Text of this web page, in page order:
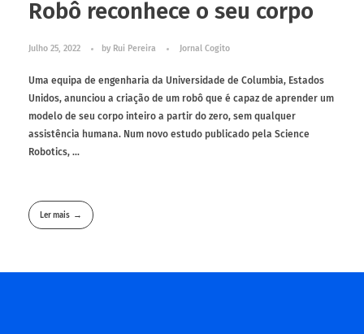
Robô reconhece o seu corpo
Julho 25, 2022 by Rui Pereira Jornal Cogito
Uma equipa de engenharia da Universidade de Columbia, Estados
Unidos, anunciou a criação de um robô que é capaz de aprender um
modelo de seu corpo inteiro a partir do zero, sem qualquer
assistência humana. Num novo estudo publicado pela Science
Robotics, ...
Ler mais